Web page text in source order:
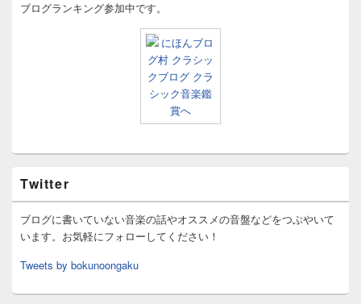
ブログランキング参加中です。
Twitter
ブログに書いていない音楽の話やオススメの音盤などをつぶやいて
います。お気軽にフォローしてください！
Tweets by bokunoongaku